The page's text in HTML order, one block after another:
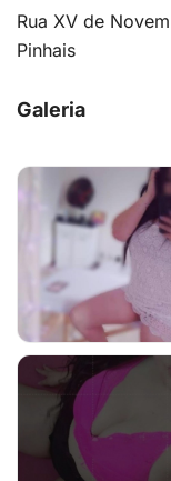
Rua XV de
Pinhais
Galeria